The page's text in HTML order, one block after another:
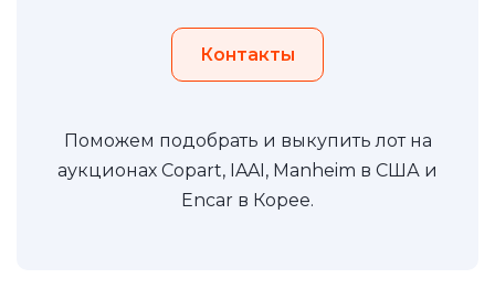
Контакты
Поможем подобрать и выкупить лот на
аукционах Copart, IAAI, Manheim в США и
Encar в Корее.